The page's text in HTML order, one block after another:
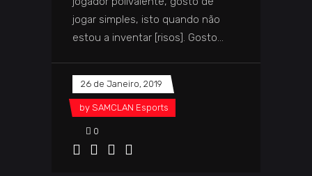
jogar simples, isto quando não
estou a inventar [risos]. Gosto
26 de Janeiro, 2019
by SAMCLAN Esports
0